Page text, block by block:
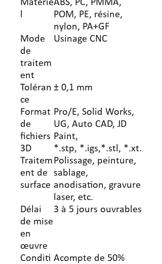
Matérie
l
ABS, PC, PMMA,
POM, PE, résine,
nylon, PA+GF
Mode
de
traitem
ent
Usinage CNC
Toléran
ce
± 0,1 mm
Format
de
fichiers
3D
Pro/E, Solid Works,
UG, Auto CAD, JD
Paint,
*.stp, *.igs,*.stl, *.xt.
Traitem
ent de
surface
Polissage, peinture,
sablage,
anodisation, gravure
laser, etc.
Délai
de mise
en
œuvre
3 à 5 jours ouvrables
Conditi Acompte de 50%